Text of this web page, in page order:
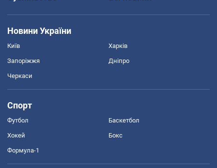
Новини України
Київ Харків
Запоріжжя Дніпро
Черкаси
Спорт
Футбол Баскетбол
Хокей Бокс
Формула-1